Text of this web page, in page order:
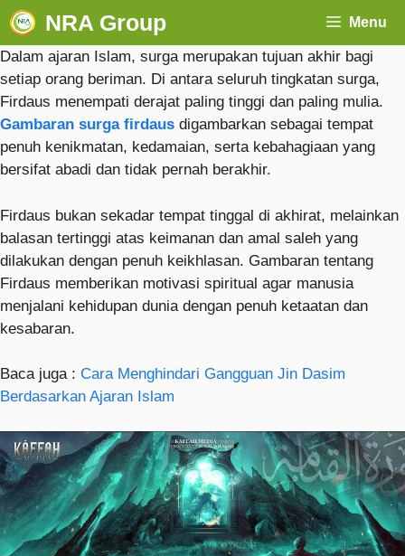
NRA Group Menu
Dalam ajaran Islam, surga merupakan tujuan akhir bagi
setiap orang beriman. Di antara seluruh tingkatan surga,
Firdaus menempati derajat paling tinggi dan paling mulia.
Gambaran surga firdaus digambarkan sebagai tempat
penuh kenikmatan, kedamaian, serta kebahagiaan yang
bersifat abadi dan tidak pernah berakhir.
Firdaus bukan sekadar tempat tinggal di akhirat, melainkan
balasan tertinggi atas keimanan dan amal saleh yang
dilakukan dengan penuh keikhlasan. Gambaran tentang
Firdaus memberikan motivasi spiritual agar manusia
menjalani kehidupan dunia dengan penuh ketaatan dan
kesabaran.
Baca juga : Cara Menghindari Gangguan Jin Dasim
Berdasarkan Ajaran Islam